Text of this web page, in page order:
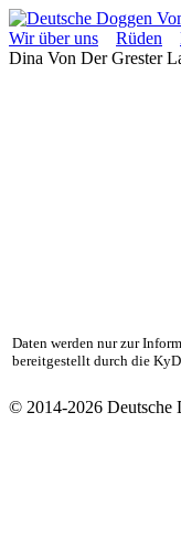
Wir über uns Rüden
Dina Von Der Grester
Daten werden nur zur
bereitgestellt durch die
© 2014-2026 Deutsche